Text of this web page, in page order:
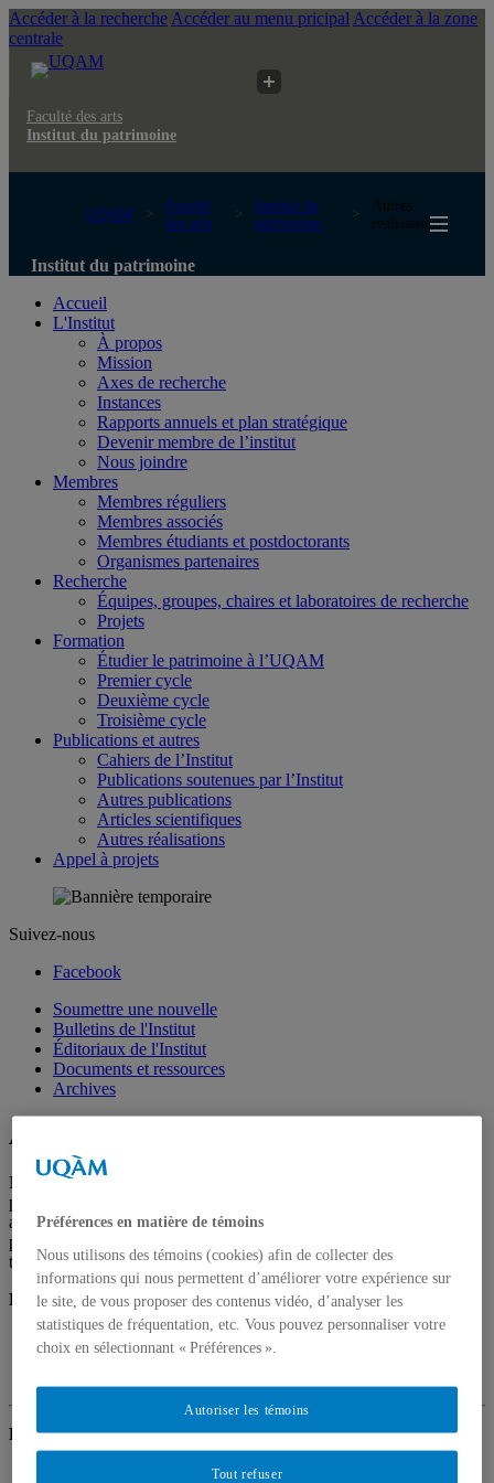
Accéder à la recherche Accéder au menu pricipal Accéder à la zone
centrale
Faculté des arts
Institut du patrimoine
UQAM
Faculté
des arts
Institut du
patrimoine
Autres
réalisations
Institut du patrimoine
Accueil
L'Institut
À propos
Mission
Axes de recherche
Instances
Rapports annuels et plan stratégique
Devenir membre de l’institut
Nous joindre
Membres
Membres réguliers
Membres associés
Membres étudiants et postdoctorants
Organismes partenaires
Recherche
Équipes, groupes, chaires et laboratoires de recherche
Projets
Formation
Étudier le patrimoine à l’UQAM
Premier cycle
Deuxième cycle
Troisième cycle
Publications et autres
Cahiers de l’Institut
Publications soutenues par l’Institut
Autres publications
Articles scientifiques
Autres réalisations
Appel à projets
Suivez-nous
Facebook
Soumettre une nouvelle
Bulletins de l'Institut
Éditoriaux de l'Institut
Documents et ressources
Archives
Autres réalisations
Nous vous proposons ici des réalisations de diverses natures :
publications professionnelles (catalogues d'exposition, articles
autres, etc.), expositions (virtuelles ou réelles), visites guidées,
participations à la création d'un spectacle multimédia, émission de
télévision, etc.
BÉNICHOU, Anne
BÉNICHOU,
Anne Paperworks III. Irene F. Whittome
catalogue d'exposition, Éditions Simon Blais, Montréal,
BERGERON, Yves
Dans le cadre du colloque 630Les territoires de la médiation
Préférences en matière de témoins
Nous utilisons des témoins (cookies) afin de collecter des
informations qui nous permettent d’améliorer votre expérience sur
le site, de vous proposer des contenus vidéo, d’analyser les
statistiques de fréquentation, etc. Vous pouvez personnaliser votre
choix en sélectionnant « Préférences ».
Tout refuser
Autoriser les témoins